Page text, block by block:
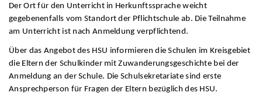
Der Ort für den Unterricht in Herkunftssprache weicht
gegebenenfalls vom Standort der Pflichtschule ab. Die Teilnahme
am Unterricht ist nach Anmeldung verpflichtend.
Über das Angebot des HSU informieren die Schulen im Kreisgebiet
die Eltern der Schulkinder mit Zuwanderungsgeschichte bei der
Anmeldung an der Schule. Die Schulsekretariate sind erste
Ansprechperson für Fragen der Eltern bezüglich des HSU.